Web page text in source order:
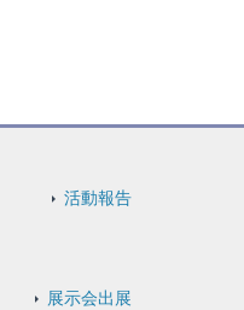
活動報告
展示会出展